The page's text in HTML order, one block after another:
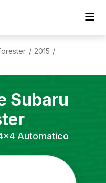
/ 2015 /
Subaru
Automatico